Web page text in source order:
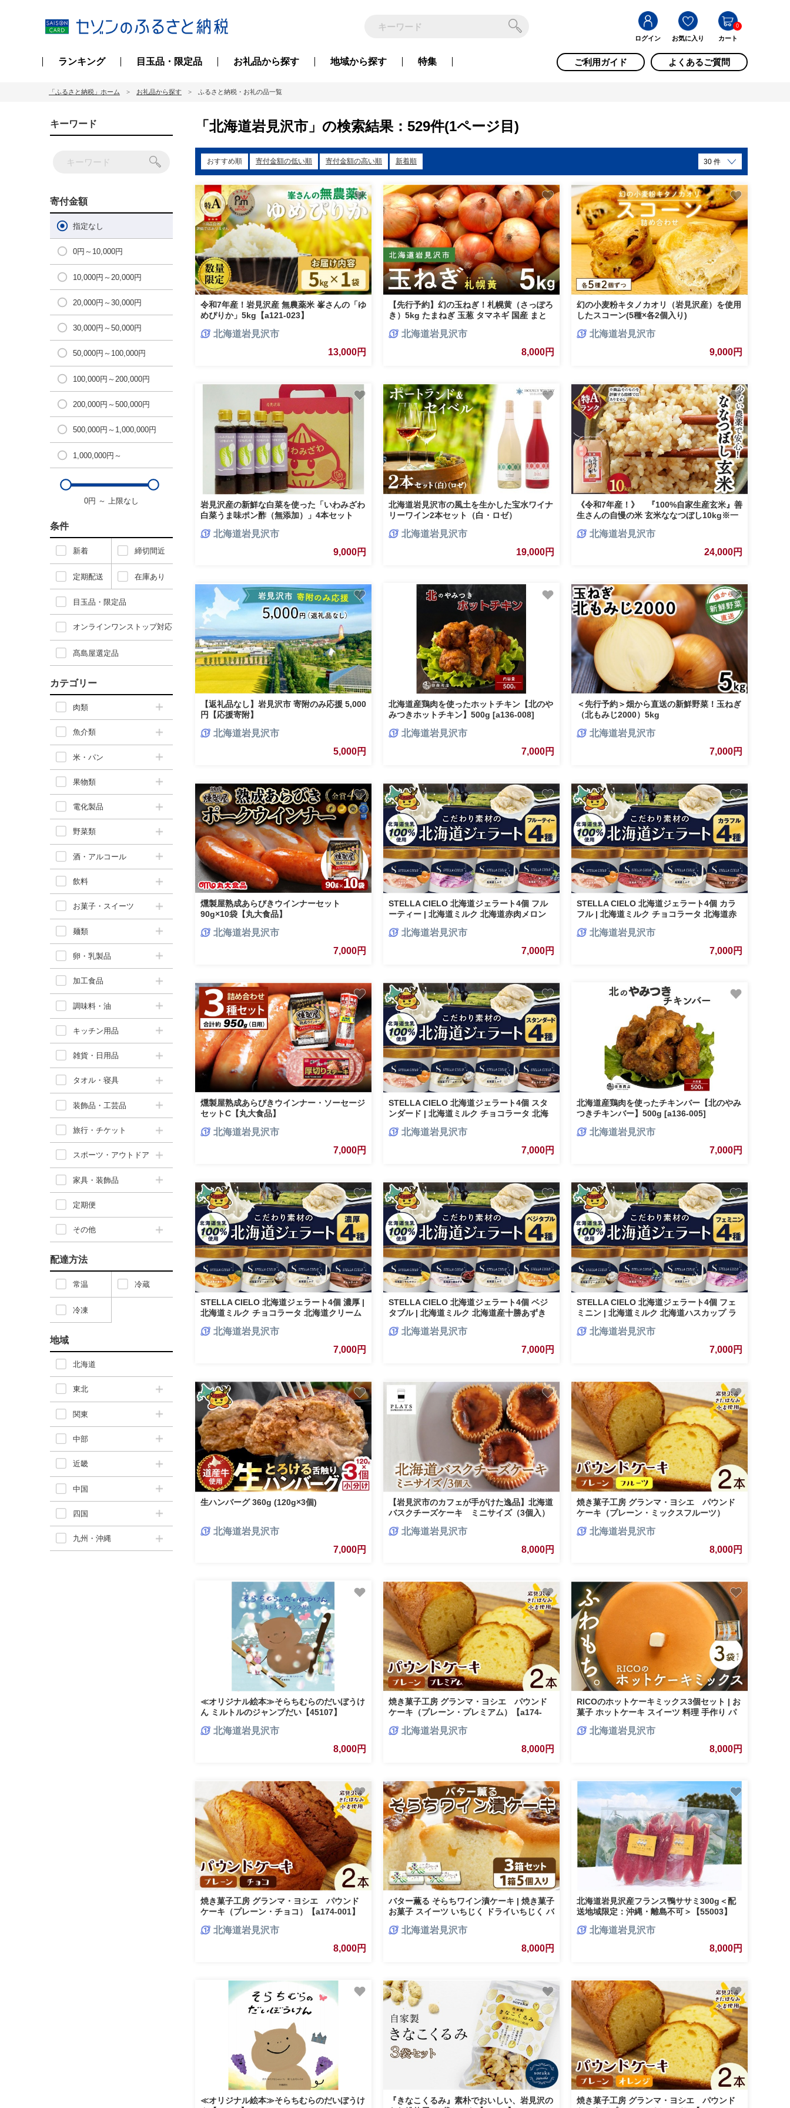
ログイン お気に入り カート
0
ランキング 目玉品・限定品 お礼品から探す 地域から探す 特集 ご利用ガイド よくあるご質問
「ふるさと納税」ホーム お礼品から探す ふるさと納税・お礼の品一覧
キーワード
寄付金額
指定なし
0円～10,000円
10,000円～20,000円
20,000円～30,000円
30,000円～50,000円
50,000円～100,000円
100,000円～200,000円
200,000円～500,000円
500,000円～1,000,000円
1,000,000円～
0円 ～ 上限なし
条件
新着 締切間近
定期配送 在庫あり
目玉品・限定品
オンラインワンストップ対応
髙島屋選定品
カテゴリー
肉類
魚介類
米・パン
果物類
電化製品
野菜類
酒・アルコール
飲料
お菓子・スイーツ
麺類
卵・乳製品
加工食品
調味料・油
キッチン用品
雑貨・日用品
タオル・寝具
装飾品・工芸品
旅行・チケット
スポーツ・アウトドア
家具・装飾品
定期便
その他
配達方法
常温 冷蔵
冷凍
地域
北海道
東北
関東
中部
近畿
中国
四国
九州・沖縄
「北海道岩見沢市」の検索結果：529件(1ページ目)
おすすめ順 寄付金額の低い順 寄付金額の高い順 新着順
令和7年産！岩見沢産 無農薬米 峯さんの「ゆ
めぴりか」5kg【a121-023】
北海道岩見沢市
13,000円
【先行予約】幻の玉ねぎ！札幌黄（さっぽろ
き）5kg たまねぎ 玉葱 タマネギ 国産 まと
料 新鮮野菜 健康 和食 レストラン 国産野菜
採れたて 農家直送 産地直送 北海道 岩見沢市
北海道岩見沢市
8,000円
幻の小麦粉キタノカオリ（岩見沢産）を使用
したスコーン(5種×各2個入り)
北海道岩見沢市
9,000円
岩見沢産の新鮮な白菜を使った「いわみざわ
白菜うま味ポン酢（無添加）」4本セット
北海道岩見沢市
9,000円
北海道岩見沢市の風土を生かした宝水ワイナ
リーワイン2本セット（白・ロゼ）
北海道岩見沢市
19,000円
《令和7年産！》 『100%自家生産玄米』善
生さんの自慢の米 玄米ななつぼし10kg※一
北海道岩見沢市
24,000円
【返礼品なし】岩見沢市 寄附のみ応援 5,000
円【応援寄附】
北海道岩見沢市
5,000円
北海道産鶏肉を使ったホットチキン【北のや
みつきホットチキン】500g [a136-008]
北海道岩見沢市
7,000円
＜先行予約＞畑から直送の新鮮野菜！玉ねぎ
（北もみじ2000）5kg
北海道岩見沢市
7,000円
燻製屋熟成あらびきウインナーセット
90g×10袋【丸大食品】
北海道岩見沢市
7,000円
STELLA CIELO 北海道ジェラート4個 フル
ーティー | 北海道ミルク 北海道赤肉メロン
北海道岩見沢市
7,000円
STELLA CIELO 北海道ジェラート4個 カラ
フル | 北海道ミルク チョコラータ 北海道赤
北海道岩見沢市
7,000円
燻製屋熟成あらびきウインナー・ソーセージ
セットC【丸大食品】
北海道岩見沢市
7,000円
STELLA CIELO 北海道ジェラート4個 スタ
ンダード | 北海道ミルク チョコラータ 北海
北海道岩見沢市
7,000円
北海道産鶏肉を使ったチキンバー【北のやみ
つきチキンバー】500g [a136-005]
北海道岩見沢市
7,000円
STELLA CIELO 北海道ジェラート4個 濃厚 |
北海道ミルク チョコラータ 北海道クリーム
北海道岩見沢市
7,000円
STELLA CIELO 北海道ジェラート4個 ベジ
タブル | 北海道ミルク 北海道産十勝あずき
北海道岩見沢市
7,000円
STELLA CIELO 北海道ジェラート4個 フェ
ミニン | 北海道ミルク 北海道ハスカップ ラ
北海道岩見沢市
7,000円
生ハンバーグ 360g (120g×3個)
北海道岩見沢市
7,000円
【岩見沢市のカフェが手がけた逸品】北海道
バスクチーズケーキ ミニサイズ（3個入）
北海道岩見沢市
8,000円
焼き菓子工房 グランマ・ヨシエ パウンド
ケーキ（プレーン・ミックスフルーツ）
北海道岩見沢市
8,000円
≪オリジナル絵本≫そらちむらのだいぼうけ
ん ミルトルのジャンプだい【45107】
北海道岩見沢市
8,000円
焼き菓子工房 グランマ・ヨシエ パウンド
ケーキ（プレーン・プレミアム）【a174-
北海道岩見沢市
8,000円
RICOのホットケーキミックス3個セット | お
菓子 ホットケーキ スイーツ 料理 手作り パ
ンケーキ ふわふわ ふわもち ふっくら もちも
北海道岩見沢市
8,000円
焼き菓子工房 グランマ・ヨシエ パウンド
ケーキ（プレーン・チョコ）【a174-001】
北海道岩見沢市
8,000円
バター薫る そらちワイン漬ケーキ | 焼き菓子
お菓子 スイーツ いちじく ドライいちじく バ
スイーツ
北海道岩見沢市
8,000円
北海道岩見沢産フランス鴨ササミ300g＜配
送地域限定：沖縄・離島不可＞【55003】
北海道岩見沢市
8,000円
≪オリジナル絵本≫そらちむらのだいぼうけ
『きなこくるみ』素朴でおいしい、岩見沢の
焼き菓子工房 グランマ・ヨシエ パウンド